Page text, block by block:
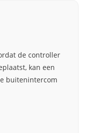
de controller
kan een
buitenintercom